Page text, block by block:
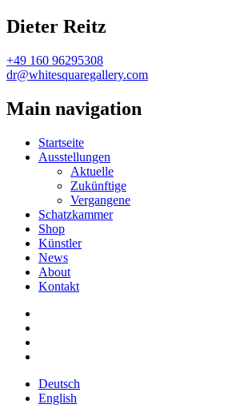
Dieter Reitz
+49 160 96295308
dr@whitesquaregallery.com
Main navigation
Startseite
Ausstellungen
Aktuelle
Zukünftige
Vergangene
Schatzkammer
Shop
Künstler
News
About
Kontakt
Deutsch
English